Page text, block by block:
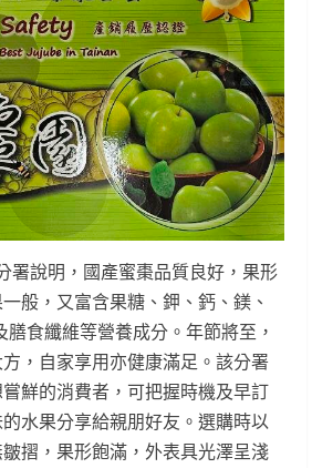
說明，國產蜜棗品質良好，果形
般，又富含果糖、鉀、鈣、鎂、
食纖維等營養成分。年節將至，
，自家享用亦健康滿足。該分署
鮮的消費者，可把握時機及早訂
水果分享給親朋好友。選購時以
摺，果形飽滿，外表具光澤呈淺